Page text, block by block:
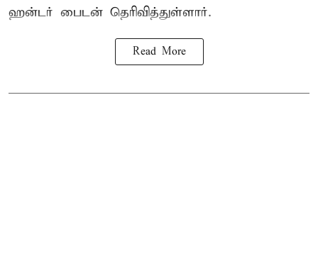
ஹன்டர் பைடன் தெரிவித்துள்ளார்.
Read More